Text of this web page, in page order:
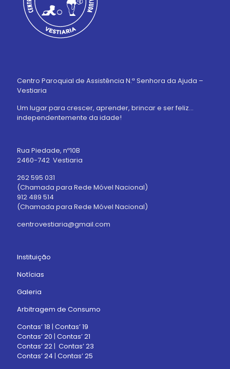
Centro Paroquial de Assistência N.ª Senhora da Ajuda –
Vestiaria
Um lugar para crescer, aprender, brincar e ser feliz…
independentemente da idade!
Rua Piedade, nº10B
2460-742 Vestiaria
262 595 031
(Chamada para Rede Móvel Nacional)
912 489 514
(Chamada para Rede Móvel Nacional)
centrovestiaria@gmail.com
Instituição
Notícias
Galeria
Arbitragem de Consumo
Contas’ 18 | Contas’ 19
Contas’ 20 | Contas’ 21
Contas’ 22| Contas’ 23
Contas’ 24 | Contas’ 25